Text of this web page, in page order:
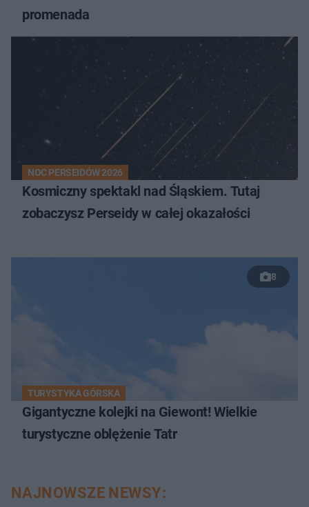
promenada
NOC PERSEIDÓW 2026
Kosmiczny spektakl nad Śląskiem. Tutaj
zobaczysz Perseidy w całej okazałości
8
TURYSTYKA GÓRSKA
Gigantyczne kolejki na Giewont! Wielkie
turystyczne oblężenie Tatr
NAJNOWSZE NEWSY: